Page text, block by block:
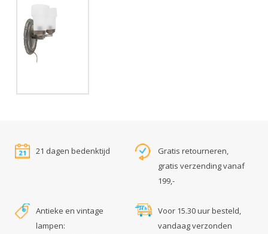
21 dagen bedenktijd
Gratis retourneren,
gratis verzending vanaf
199,-
Antieke en vintage
lampen:
Voor 15.30 uur besteld,
vandaag verzonden